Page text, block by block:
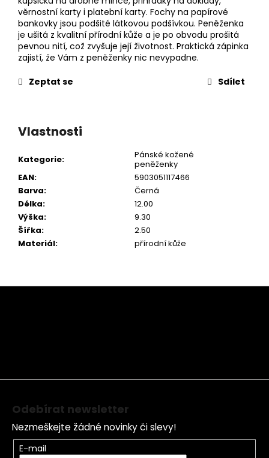
věrnostní karty i platební karty. Fochy na papírové
bankovky jsou podšité látkovou podšívkou. Peněženka
je ušitá z kvalitní přírodní kůže a je po obvodu prošitá
pevnou nití, což zvyšuje její životnost. Praktická zápinka
zajistí, že Vám z peněženky nic nevypadne.
Zeptat se
Sdílet
Vlastnosti
Kategorie:
Pánské kožené
peněženky
EAN:
5903051117466
Barva:
Černá
Délka:
12.00
Výška:
9.30
Šířka:
2.50
Materiál: přírodní kůže
Z
Odebírat newsletter
Nezmeškejte žádné novinky či slevy!
E-mail